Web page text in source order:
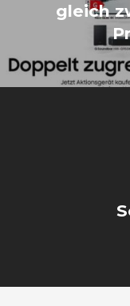
gleich